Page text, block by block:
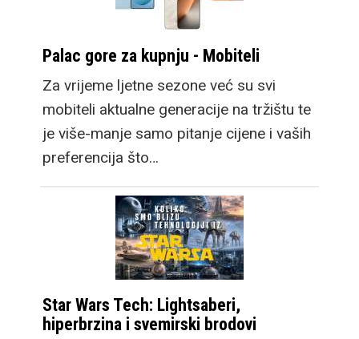
Palac gore za kupnju - Mobiteli
Za vrijeme ljetne sezone već su svi
mobiteli aktualne generacije na tržištu te
je više-manje samo pitanje cijene i vaših
preferencija što…
Star Wars Tech: Lightsaberi,
hiperbrzina i svemirski brodovi